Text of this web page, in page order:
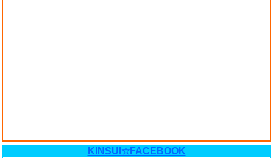
KINSUI☆FACEBOOK